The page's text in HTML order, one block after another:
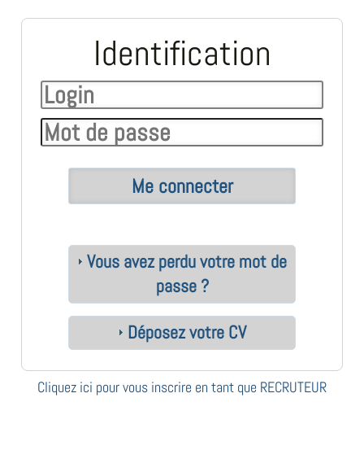
Identification
Vous avez perdu votre mot de
passe ?
Déposez votre CV
Cliquez ici pour vous inscrire en tant que RECRUTEUR